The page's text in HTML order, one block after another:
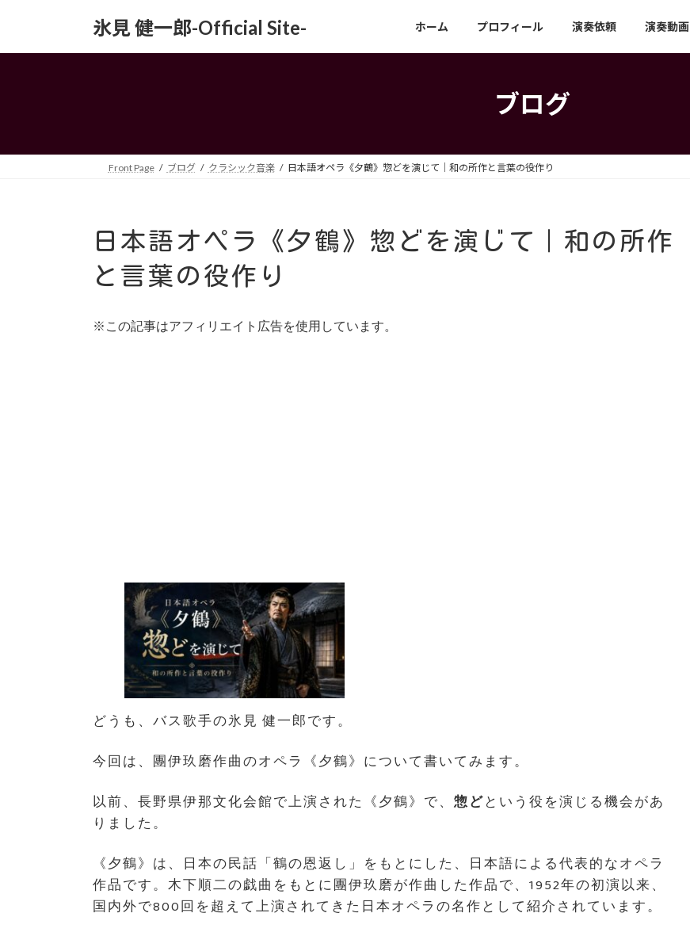
氷見 健一郎-Official Site- ホーム プロフィール 演奏依頼 演奏動画
ブログ
Front Page ブログ クラシック音楽 日本語オペラ《夕鶴》惣どを演じて｜和の所作と言葉の役作り
日本語オペラ《夕鶴》惣どを演じて｜和の所作
と言葉の役作り
※この記事はアフィリエイト広告を使用しています。
どうも、バス歌手の氷見 健一郎です。
今回は、團伊玖磨作曲のオペラ《夕鶴》について書いてみます。
以前、長野県伊那文化会館で上演された《夕鶴》で、 惣どという役を演じる機会があ
りました。
《夕鶴》は、日本の民話「鶴の恩返し」をもとにした、日本語による代表的なオペラ
作品です。木下順二の戯曲をもとに團伊玖磨が作曲した作品で、1952年の初演以来、
国内外で800回を超えて上演されてきた日本オペラの名作として紹介されています。